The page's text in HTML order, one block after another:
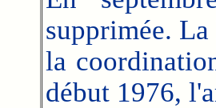
supprimée.
la
début 1976,